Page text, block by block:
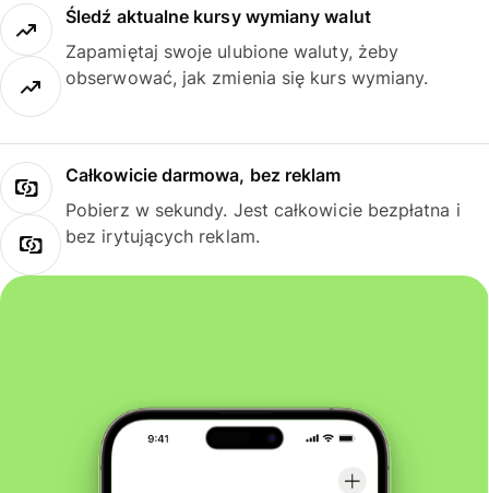
Śledź aktualne kursy wymiany walut
Zapamiętaj swoje ulubione waluty, żeby
obserwować, jak zmienia się kurs wymiany.
Całkowicie darmowa, bez reklam
Pobierz w sekundy. Jest całkowicie bezpłatna i
bez irytujących reklam.